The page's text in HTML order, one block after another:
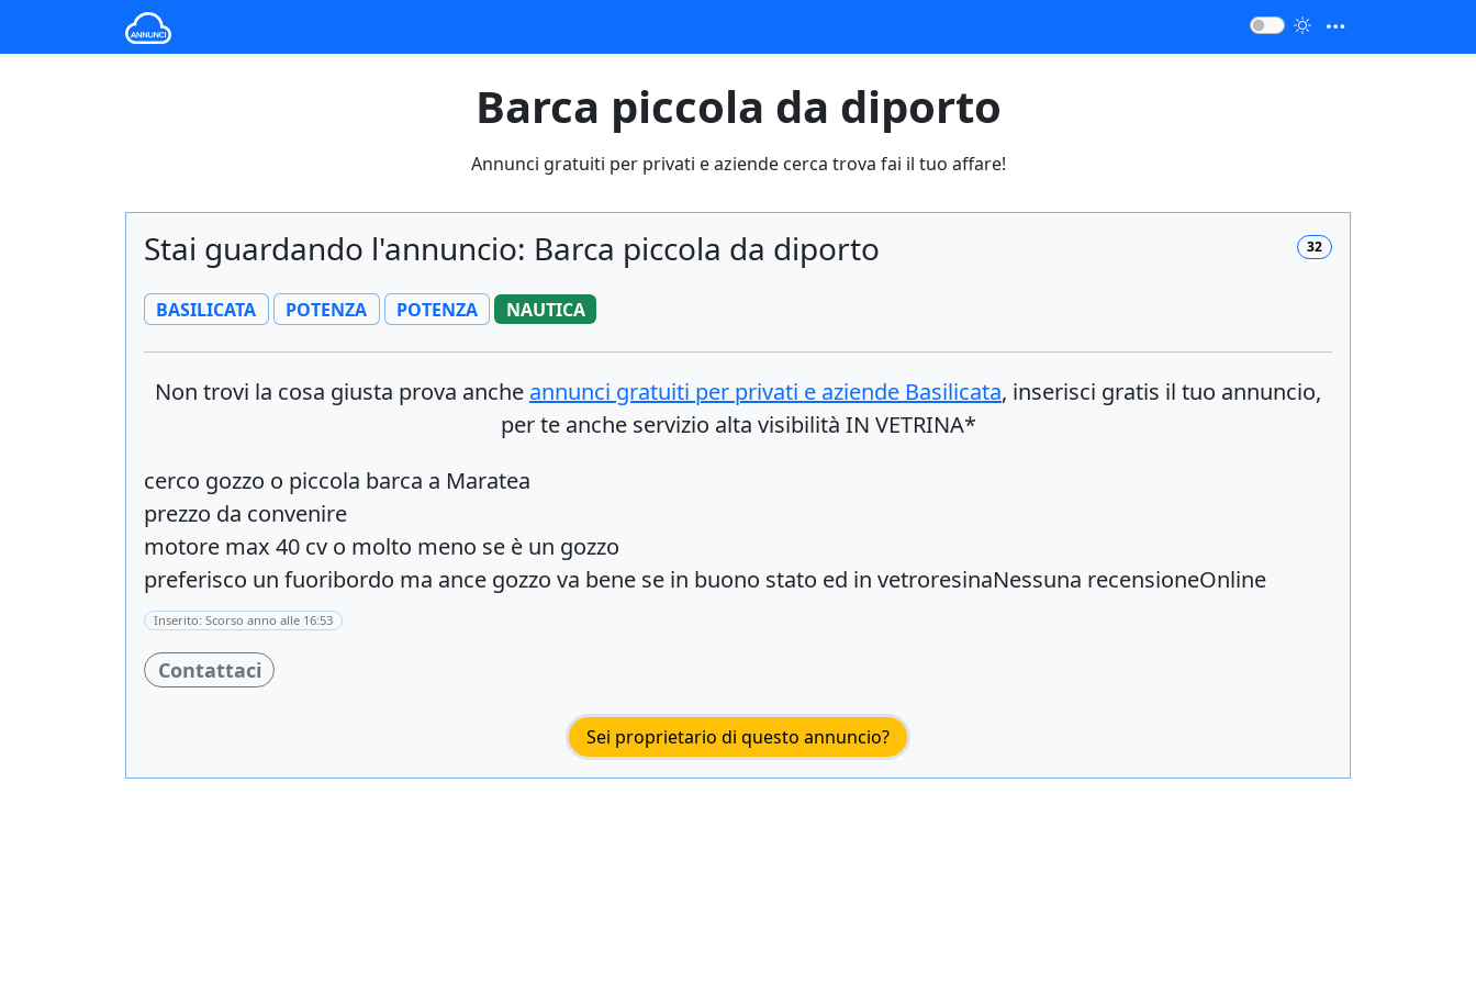
Barca piccola da diporto
Annunci gratuiti per privati e aziende cerca trova fai il tuo affare!
32
Stai guardando l'annuncio: Barca piccola da diporto
BASILICATA POTENZA POTENZA NAUTICA
Non trovi la cosa giusta prova anche annunci gratuiti per privati e aziende Basilicata, inserisci gratis il tuo annuncio,
per te anche servizio alta visibilità IN VETRINA*
cerco gozzo o piccola barca a Maratea
prezzo da convenire
motore max 40 cv o molto meno se è un gozzo
preferisco un fuoribordo ma ance gozzo va bene se in buono stato ed in vetroresinaNessuna recensioneOnline
Inserito: Scorso anno alle 16:53
Contattaci
Sei proprietario di questo annuncio?